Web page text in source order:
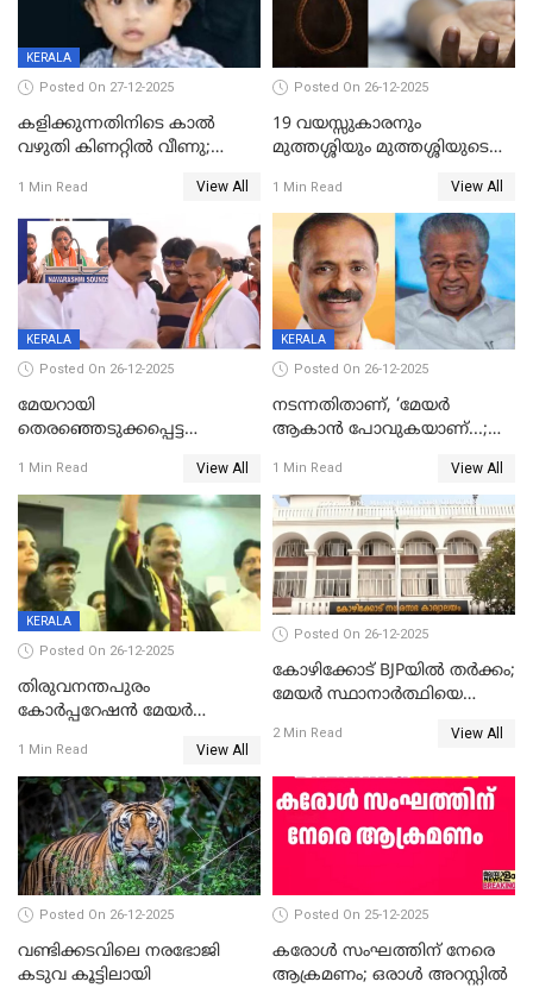
KERALA
Posted On 27-12-2025
കളിക്കുന്നതിനിടെ കാൽ
വഴുതി കിണറ്റിൽ വീണു;
ദാരുണാന്ത്യം
1 Min Read View All
Posted On 26-12-2025
19 വയസ്സുകാരനും
മുത്തശ്ശിയും മുത്തശ്ശിയുടെ
മരിച്ചനിലയിൽ
1 Min Read View All
KERALA
Posted On 26-12-2025
മേയറായി
തെരഞ്ഞെടുക്കപ്പെട്ട
ആദ്യ വോട്ട് അസാധു; കണ്ണൂർ
ഡെപ്യൂട്ടി മേയർ സ്ഥാനത്ത്
താഹിറിന് വിജയം
1 Min Read View All
KERALA
Posted On 26-12-2025
നടന്നതിതാണ്, ‘മേയർ
ആകാൻ പോവുകയാണ്...;
മുഖ്യമന്ത്രിയുടെ ഓഫീസ്
തന്നെ വിശദീകരിയ്ക്കുന്നു;
സത്യമിതാണ്
1 Min Read View All
KERALA
Posted On 26-12-2025
തിരുവനന്തപുരം
കോര്‍പ്പറേഷന്‍ മേയര്‍
ഹൈക്കോടതിയിലേക്ക്;
സത്യപ്രതിജ്ഞ ചടങ്ങില്‍
ചട്ടലംഘനമെന്ന് പാർട്ടി
1 Min Read View All
Posted On 26-12-2025
കോഴിക്കോട് BJPയിൽ തർക്കം;
മേയർ സ്ഥാനാർത്ഥിയെ
2 Min Read View All
Posted On 26-12-2025
വണ്ടിക്കടവിലെ നരഭോജി
കടുവ കൂട്ടിലായി
Posted On 25-12-2025
കരോള്‍ സംഘത്തിന് നേരെ
ആക്രമണം; ഒരാള്‍ അറസ്റ്റില്‍